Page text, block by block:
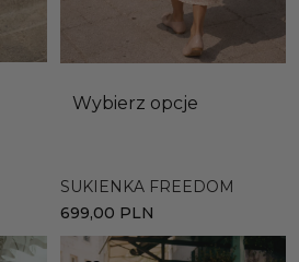
Wybierz opcje
SUKIENKA FREEDOM
699,00 PLN